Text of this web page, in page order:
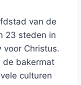
van de
23 steden in
voor Christus.
de bakermat
culturen